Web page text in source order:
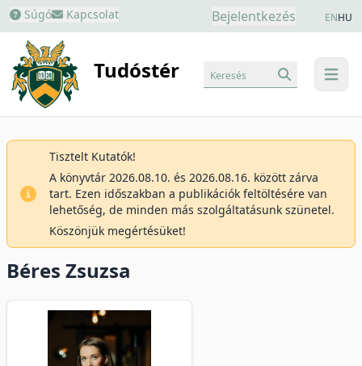
Súgó Kapcsolat Bejelentkezés ENHU
Tudóstér menu
Keresés
Tisztelt Kutatók!
A könyvtár 2026.08.10. és 2026.08.16. között zárva
tart. Ezen időszakban a publikációk feltöltésére van
lehetőség, de minden más szolgáltatásunk szünetel.
Köszönjük megértésüket!
Béres Zsuzsa